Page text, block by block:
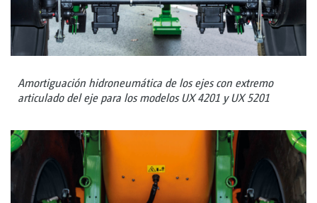
Amortiguación hidroneumática de los ejes con extremo
articulado del eje para los modelos UX 4201 y UX 5201